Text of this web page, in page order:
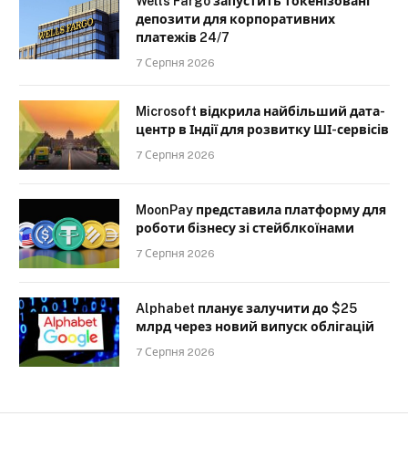
депозити для корпоративних
платежів 24/7
7 Серпня 2026
Microsoft відкрила найбільший дата-
центр в Індії для розвитку ШІ-сервісів
7 Серпня 2026
MoonPay представила платформу для
роботи бізнесу зі стейблкоїнами
7 Серпня 2026
Alphabet планує залучити до $25
млрд через новий випуск облігацій
7 Серпня 2026